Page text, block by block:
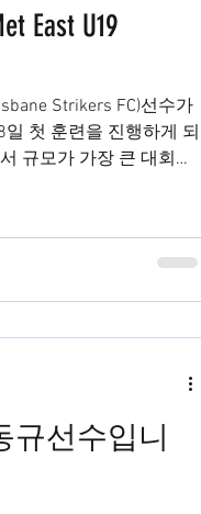
East U19
Strikers FC)선수가
첫 훈련을 진행하게 되
규모가 가장 큰 대회로
규선수입니